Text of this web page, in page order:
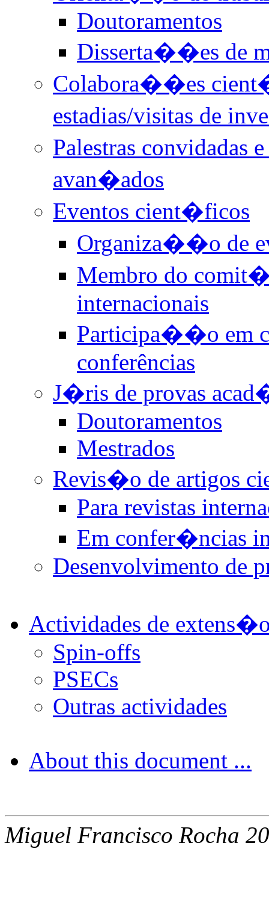
Doutoramentos
Disserta��es de
Colabora��es
estadias/visitas de
Palestras
avan�ados
Eventos cient�ficos
Organiza��o de
Membro do
internacionais
Participa��o em
conferências
J�ris de provas
Doutoramentos
Mestrados
Revis�o de artigos
Para revistas
Em confer�ncias
Desenvolvimento de
Actividades de
Spin-offs
PSECs
Outras actividades
About this document ...
Miguel Francisco Rocha